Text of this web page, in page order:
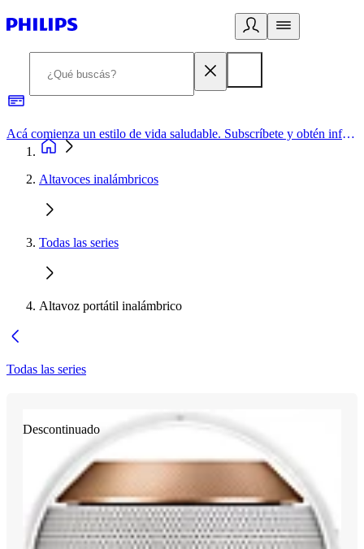
Acá comienza un estilo de vida saludable. Subscríbete y obtén información de primera mano
Altavoces inalámbricos
Todas las series
Altavoz portátil inalámbrico
Todas las series
Descontinuado